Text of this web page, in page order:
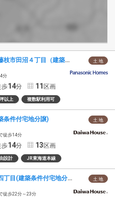
土 地
パークナードテラス藤枝市田沼４丁目（建築条件付）
分
歩14分 11 区画
以上 複数駅利用可
土 地
条件付宅地分譲)
徒歩14分
歩14分 13 区画
設計 JR東海道本線
土 地
セキュレア藤枝高柳四丁目(建築条件付宅地分譲)
徒歩22分～23分